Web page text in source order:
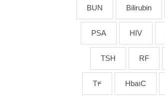
Bilirubin
BUN
HIV
PSA
RF
TSH
Hba1C
T4